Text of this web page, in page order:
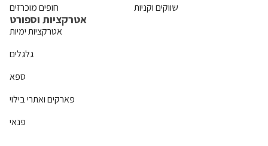
חופים מוכרזים
שווקים וקניות
אטרקציות וספורט
אטרקציות ימיות
גלגלים
ספא
פארקים ואתרי בילוי
פנאי